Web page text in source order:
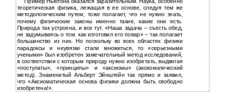
теоретическая физика, лежащая в ее основе, следуя тем же
методологическим путем, тоже полагает, что не нужно знать,
почему физические законы именно такие, какие они есть.
Природа так устроена, и все тут. «Наша задача – съесть обед,
не задумываясь о том. как изготовил его повар» – так полагает
большинство из них. Но поскольку во всех областях физики
парадоксы и неувязки стали множиться, то «серьезными
учеными» был изобретен замечательный метод исследований,
в соответствии с которым природу нужно изобретать, выдвигая
«постулаты», «принципы» и «аксиомы» (аксиоматический
метод). Знаменитый Альберт Эйнштейн так прямо и заявил,
что «Аксиоматическая основа физики должна быть свободно
изобретена!».